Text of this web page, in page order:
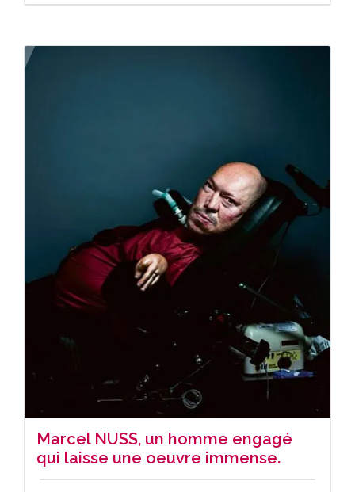
Marcel NUSS, un homme engagé
qui laisse une oeuvre immense.